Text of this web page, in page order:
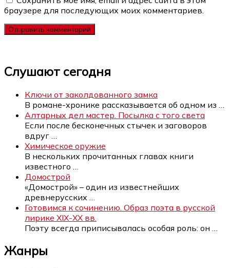
браузере для последующих моих комментариев.
Слушают сегодня
Ключи от заколдованного замка
В романе-хронике рассказывается об одном из
Алтарных дел мастер. Посылка с того света
Если после бесконечных стычек и заговоров
вдруг
Химическое оружие
В нескольких прочитанных главах книги
известного
Домострой
«Домострой» – один из известнейших
древнерусских
Готовимся к сочинению. Образ поэта в русской
лирике XIX-XX вв.
Поэту всегда приписывалась особая роль: он
Жанры